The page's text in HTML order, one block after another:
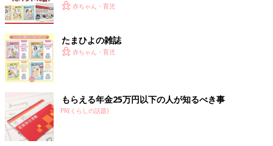
赤ちゃん・育児
たまひよの雑誌
赤ちゃん・育児
もらえる年金25万円以下の人が知るべき事
PR(くらしの話題)